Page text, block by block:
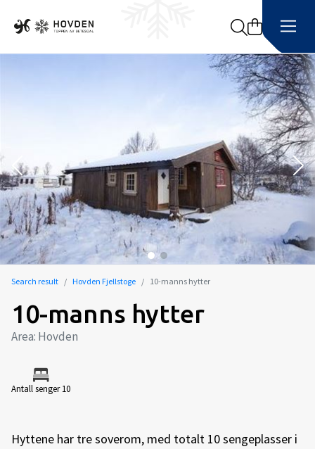
Search
Search result Hovden Fjellstoge 10-manns hytter
10-manns hytter
Area: Hovden
Antall senger 10
Hyttene har tre soverom, med totalt 10 sengeplasser i